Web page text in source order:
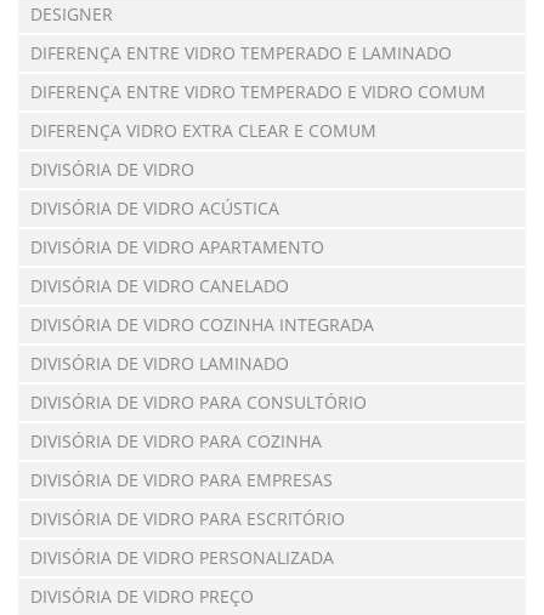
DESIGNER
DIFERENÇA ENTRE VIDRO TEMPERADO E LAMINADO
DIFERENÇA ENTRE VIDRO TEMPERADO E VIDRO COMUM
DIFERENÇA VIDRO EXTRA CLEAR E COMUM
DIVISÓRIA DE VIDRO
DIVISÓRIA DE VIDRO ACÚSTICA
DIVISÓRIA DE VIDRO APARTAMENTO
DIVISÓRIA DE VIDRO CANELADO
DIVISÓRIA DE VIDRO COZINHA INTEGRADA
DIVISÓRIA DE VIDRO LAMINADO
DIVISÓRIA DE VIDRO PARA CONSULTÓRIO
DIVISÓRIA DE VIDRO PARA COZINHA
DIVISÓRIA DE VIDRO PARA EMPRESAS
DIVISÓRIA DE VIDRO PARA ESCRITÓRIO
DIVISÓRIA DE VIDRO PERSONALIZADA
DIVISÓRIA DE VIDRO PREÇO